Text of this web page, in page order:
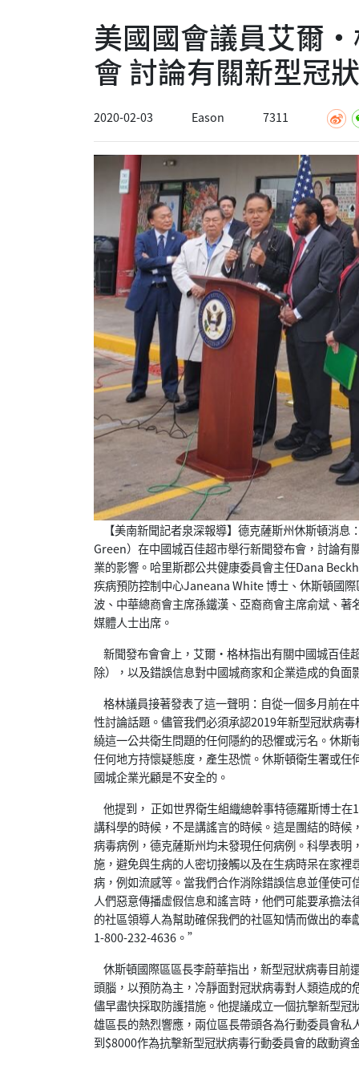
美國國會議員艾爾
會 討論有關新型冠
2020-02-03 Eason 7311
【美南新聞記者泉深報導】德克薩斯州休斯頓消
Green）在中國城百佳超市舉行新聞發布會，討論
業的影響。哈里斯郡公共健康委員會主任Dana
疾病預防控制中心Janeana White 博士、休斯頓國
波、中華總商會主席孫鐵漢、亞裔商會主席俞斌、
媒體人士出席。
新聞發布會會上，艾爾·格林指出有關中國城百佳
除），以及錯誤信息對中國城商家和企業造成的負面
格林議員接著發表了這一聲明：自從一個多月前在
性討論話題。儘管我們必須承認2019年新型冠狀病
繞這一公共衛生問題的任何隱約的恐懼或污名。休
任何地方持懷疑態度，產生恐慌。休斯頓衛生署或
國城企業光顧是不安全的。
他提到， 正如世界衛生組織總幹事特德羅斯博士
講科學的時候，不是講謠言的時候。這是團結的時
病毒病例，德克薩斯州均未發現任何病例。科學表
施，避免與生病的人密切接觸以及在生病時呆在家
病，例如流感等。當我們合作消除錯誤信息並僅使
人們惡意傳播虛假信息和謠言時，他們可能要承擔
的社區領導人為幫助確保我們的社區知情而做出的
1-800-232-4636。”
休斯頓國際區區長李蔚華指出，新型冠狀病毒目前
頭腦，以預防為主，冷靜面對冠狀病毒對人類造成
儘早盡快採取防護措施。他提議成立一個抗擊新型
雄區長的熱烈響應，兩位區長帶頭各為行動委員會
到$8000作為抗擊新型冠狀病毒行動委員會的啟動資